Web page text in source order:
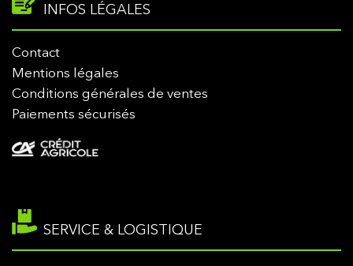
INFOS LÉGALES
Contact
Mentions légales
Conditions générales de ventes
Paiements sécurisés
SERVICE & LOGISTIQUE